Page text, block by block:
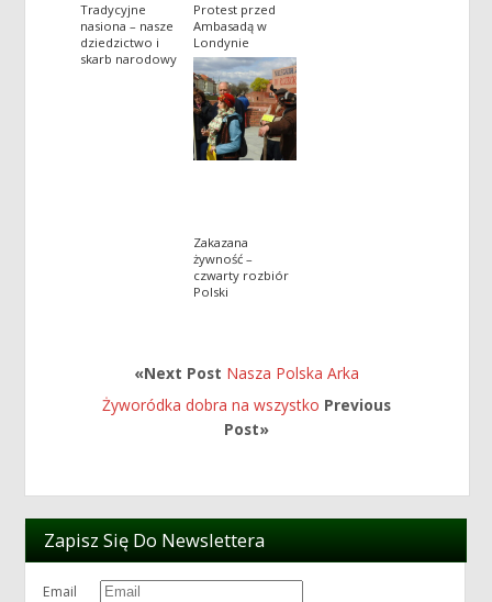
Tradycyjne
nasiona – nasze
dziedzictwo i
skarb narodowy
Protest przed
Ambasadą w
Londynie
Zakazana
żywność –
czwarty rozbiór
Polski
«Next Post Nasza Polska Arka
Żyworódka dobra na wszystko Previous
Post»
Zapisz Się Do Newslettera
Email